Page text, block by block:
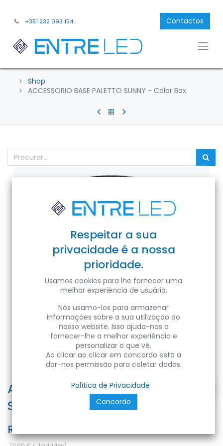
+351 232 093 154 Contactos
Shop
ACCESSORIO BASE PALETTO SUNNY - Color Box
ACCESSORIO BASE PALETTO
SUNNY - Color Box
Ref:
Respeitar a sua
privacidade é a nossa
prioridade.
Usamos cookies para lhe fornecer uma
melhor experiência de usuário.
Nós usamo-los para armazenar
informações sobre a sua utilização do
nosso website. Isso ajuda-nos a
fornecer-lhe a melhor experiência e
personalizar o que vê.
Ao clicar ao clicar em concordo esta a
dar-nos permissão para coletar dados.
Política de Privacidade
Concordo